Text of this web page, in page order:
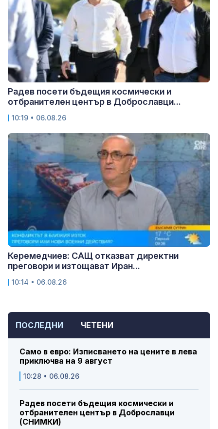
ПОСЛЕДНИ ЧЕТЕНИ
Само в евро: Изписването на цените в лева
приключва на 9 август
10:28 • 06.08.26
Радев посети бъдещия космически и
отбранителен център в Доброславци
(СНИМКИ)
Радев посети бъдещия космически и
отбранителен център в Доброславци...
10:19 • 06.08.26
Керемедчиев: САЩ отказват директни
преговори и изтощават Иран...
10:14 • 06.08.26